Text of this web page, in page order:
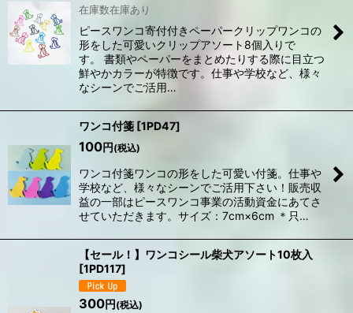
在庫数在庫あり
ピースワンコ寄付付きペーパークリップワンコの
形をした可愛いクリップアソート8個入りで
す。 書類やペーパーをまとめたりする際に目立つ
鮮やかカラーが特徴です。仕事や学校など、様々
なシーンでご活用…
ワンコ付箋 [1PD47]
100円(税込)
ワンコ付箋ワンコの形をした可愛い付箋。仕事や
学校など、様々なシーンでご活用下さい！販売収
益の一部はピースワンコ事業の活動資金にあてさ
せていただきます。サイズ：7cm×6cm ＊只…
【セール！】ワンコシール柴犬アソート10枚入
[1PD117]
300円 (税込)